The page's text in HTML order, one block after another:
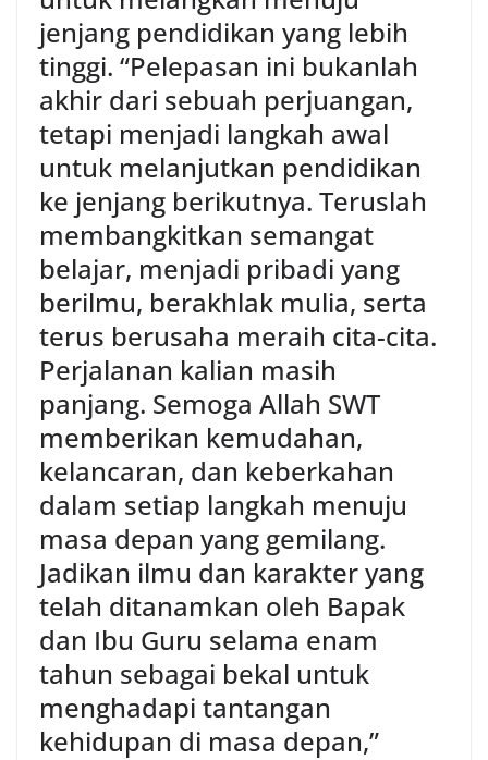
jenjang pendidikan yang lebih
tinggi. “Pelepasan ini bukanlah
akhir dari sebuah perjuangan,
tetapi menjadi langkah awal
untuk melanjutkan pendidikan
ke jenjang berikutnya. Teruslah
membangkitkan semangat
belajar, menjadi pribadi yang
berilmu, berakhlak mulia, serta
terus berusaha meraih cita-cita.
Perjalanan kalian masih
panjang. Semoga Allah SWT
memberikan kemudahan,
kelancaran, dan keberkahan
dalam setiap langkah menuju
masa depan yang gemilang.
Jadikan ilmu dan karakter yang
telah ditanamkan oleh Bapak
dan Ibu Guru selama enam
tahun sebagai bekal untuk
menghadapi tantangan
kehidupan di masa depan,”